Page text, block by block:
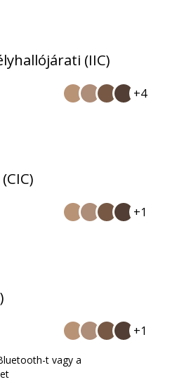
(IIC)
+4
+1
+1
t vagy a